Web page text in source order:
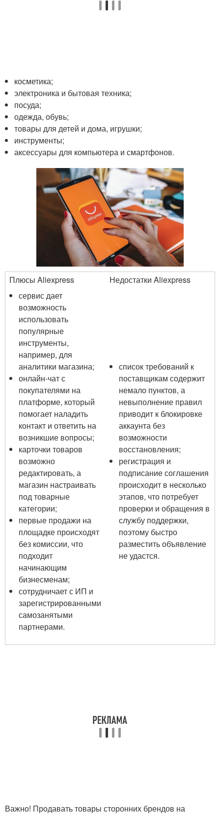
косметика;
электроника и бытовая техника;
посуда;
одежда, обувь;
товары для детей и дома, игрушки;
инструменты;
аксессуары для компьютера и смартфонов.
Плюсы Aliexpress
Недостатки Aliexpress
сервис дает
возможность
использовать
популярные
инструменты,
например, для
аналитики магазина;
онлайн-чат с
покупателями на
платформе, который
помогает наладить
контакт и ответить на
возникшие вопросы;
карточки товаров
возможно
редактировать, а
магазин настраивать
под товарные
категории;
первые продажи на
площадке происходят
без комиссии, что
подходит
начинающим
бизнесменам;
сотрудничает с ИП и
зарегистрированными
самозанятыми
партнерами.
список требований к
поставщикам содержит
немало пунктов, а
невыполнение правил
приводит к блокировке
аккаунта без
возможности
восстановления;
регистрация и
подписание соглашения
происходит в несколько
этапов, что потребует
проверки и обращения в
службу поддержки,
поэтому быстро
разместить объявление
не удастся.
Важно! Продавать товары сторонних брендов на